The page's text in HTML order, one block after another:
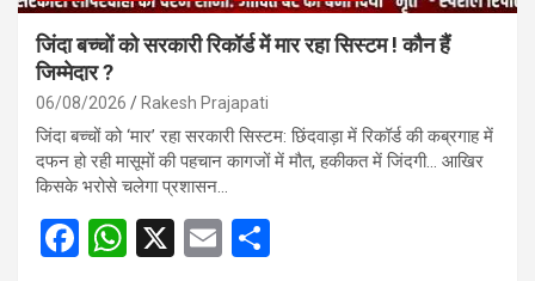
जिंदा बच्चों को सरकारी रिकॉर्ड में मार रहा सिस्टम ! कौन हैं
जिम्मेदार ?
06/08/2026 Rakesh Prajapati
जिंदा बच्चों को ‘मार’ रहा सरकारी सिस्टम: छिंदवाड़ा में रिकॉर्ड की कब्रगाह में
दफन हो रही मासूमों की पहचान कागजों में मौत, हकीकत में जिंदगी… आखिर
किसके भरोसे चलेगा प्रशासन…
F
W X
E